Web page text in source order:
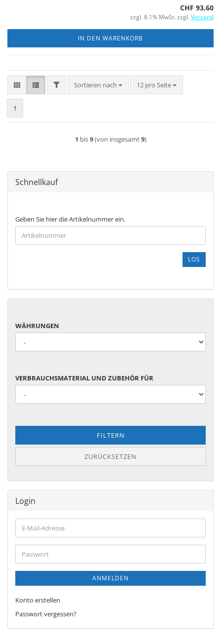
CHF 93,60
zzgl. 8.1% MwSt. zzgl. Versand
IN DEN WARENKORB
FILTERSortieren nach
Sortieren nach 12 pro Seite
pro Seite
1
1 bis9(von insgesamt9)
Schnellkauf
GEBEN
SIE
HIER
DIE
Geben Sie hier die Artikelnummer ein.
LOS
WÄHRUNGEN
WÄHRUNGEN
VERBRAUCHSMATERIAL
UND
ZUBEHÖR
FÜR
VERBRAUCHSMATERIAL UND ZUBEHÖR FÜR
FILTERN
ZURÜCKSETZEN
Login
E-
Mail-
Adresse
Passwort
ANMELDEN
Konto erstellen
Passwort vergessen?